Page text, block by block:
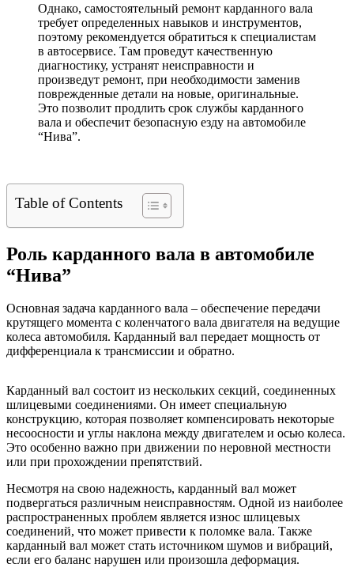
Однако, самостоятельный ремонт карданного вала
требует определенных навыков и инструментов,
поэтому рекомендуется обратиться к специалистам
в автосервисе. Там проведут качественную
диагностику, устранят неисправности и
произведут ремонт, при необходимости заменив
поврежденные детали на новые, оригинальные.
Это позволит продлить срок службы карданного
вала и обеспечит безопасную езду на автомобиле
“Нива”.
Table of Contents
Роль карданного вала в автомобиле
“Нива”
Основная задача карданного вала – обеспечение передачи
крутящего момента с коленчатого вала двигателя на ведущие
колеса автомобиля. Карданный вал передает мощность от
дифференциала к трансмиссии и обратно.
Карданный вал состоит из нескольких секций, соединенных
шлицевыми соединениями. Он имеет специальную
конструкцию, которая позволяет компенсировать некоторые
несоосности и углы наклона между двигателем и осью колеса.
Это особенно важно при движении по неровной местности
или при прохождении препятствий.
Несмотря на свою надежность, карданный вал может
подвергаться различным неисправностям. Одной из наиболее
распространенных проблем является износ шлицевых
соединений, что может привести к поломке вала. Также
карданный вал может стать источником шумов и вибраций,
если его баланс нарушен или произошла деформация.